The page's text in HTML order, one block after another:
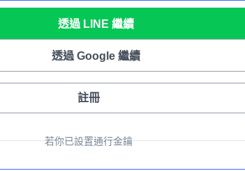
透過 LINE 繼續
透過 Google 繼續
註冊
若你已設置通行金鑰